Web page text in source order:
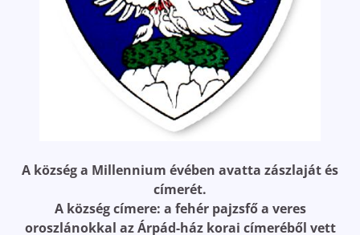
A község a Millennium évében avatta zászlaját és
címerét.
A község címere: a fehér pajzsfő a veres
oroszlánokkal az Árpád-ház korai címeréből vett